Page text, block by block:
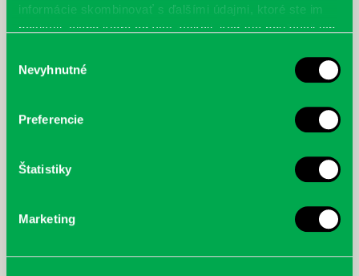
informácie skombinovať s ďalšími údajmi, ktoré ste im
poskytli, alebo ktoré od vás získali, keď ste používali ich
súhlasu
Nevyhnutné
Preferencie
Štatistiky
Marketing
cyklistu modernej doby:
nezastaviteľný